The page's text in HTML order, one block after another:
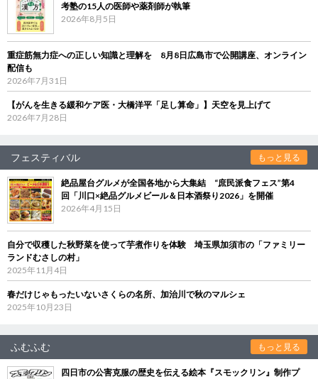
考塾の15人の医師や薬剤師が執筆
2026年8月5日
重症筋無力症への正しい知識と理解を 8月8日広島市で公開講座、オンライン
配信も
2026年7月31日
【がんを生きる緩和ケア医・大橋洋平「足し算命」】天空を見上げて
2026年7月28日
フェスティバル もっと見る
絶品屋台グルメが全国各地から大集結 “庶民派食フェス”第4
回「川口×絶品グルメビール＆日本酒祭り2026」を開催
2026年4月15日
自分で収穫した秋野菜を使って芋煮作りを体験 埼玉県加須市の「ファミリー
ランドむさしの村」
2025年11月4日
春だけじゃもったいないさくらの名所、加治川で秋のマルシェ
2025年10月23日
ふむふむ もっと見る
四日市の公害克服の歴史を伝える絵本『スモックリン』制作プ